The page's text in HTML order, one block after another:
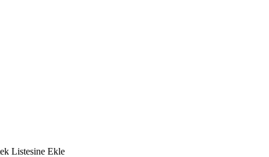
Listesine Ekle